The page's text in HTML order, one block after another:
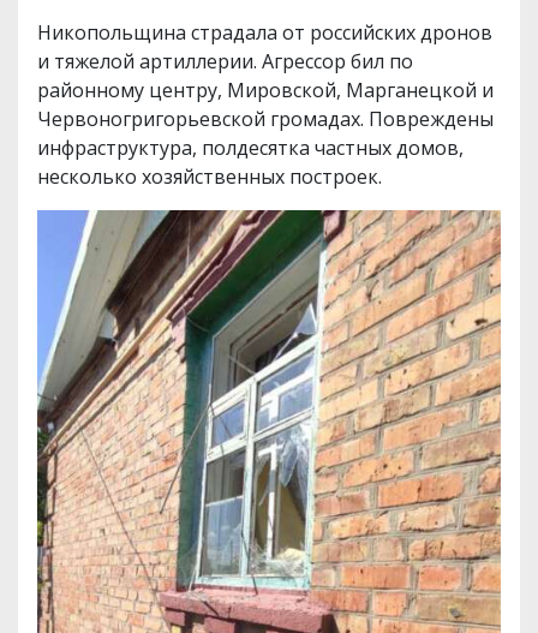
Никопольщина страдала от российских дронов
и тяжелой артиллерии. Агрессор бил по
районному центру, Мировской, Марганецкой и
Червоногригорьевской громадах. Повреждены
инфраструктура, полдесятка частных домов,
несколько хозяйственных построек.